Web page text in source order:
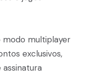
modo multiplayer
exclusivos,